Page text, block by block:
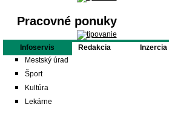
Pracovné ponuky
Infoservis Redakcia
Inzercia
Mestský úrad
Šport
Kultúra
Lekárne